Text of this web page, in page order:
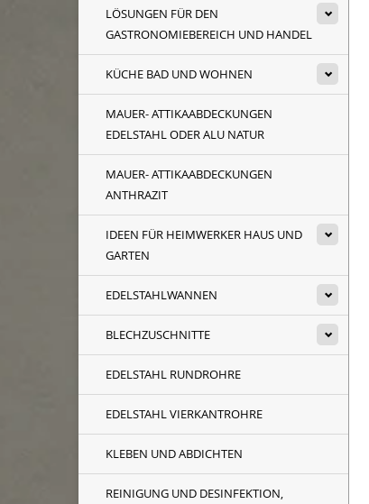
LÖSUNGEN FÜR DEN
GASTRONOMIEBEREICH UND HANDEL
KÜCHE BAD UND WOHNEN
MAUER- ATTIKAABDECKUNGEN
EDELSTAHL ODER ALU NATUR
MAUER- ATTIKAABDECKUNGEN
ANTHRAZIT
IDEEN FÜR HEIMWERKER HAUS UND
GARTEN
EDELSTAHLWANNEN
BLECHZUSCHNITTE
EDELSTAHL RUNDROHRE
EDELSTAHL VIERKANTROHRE
KLEBEN UND ABDICHTEN
REINIGUNG UND DESINFEKTION,